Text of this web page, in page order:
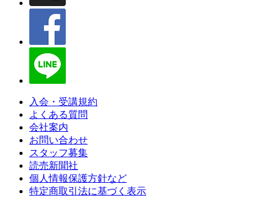
入会・受講規約
よくある質問
会社案内
お問い合わせ
スタッフ募集
読売新聞社
個人情報保護方針など
特定商取引法に基づく表示